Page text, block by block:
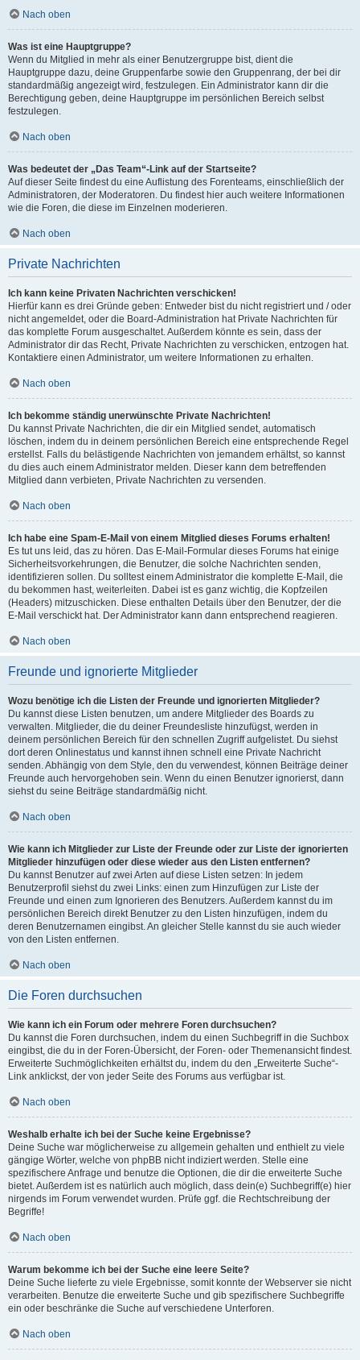
Nach oben
Was ist eine Hauptgruppe?
Wenn du Mitglied in mehr als einer Benutzergruppe bist, dient die
Hauptgruppe dazu, deine Gruppenfarbe sowie den Gruppenrang, der bei dir
standardmäßig angezeigt wird, festzulegen. Ein Administrator kann dir die
Berechtigung geben, deine Hauptgruppe im persönlichen Bereich selbst
festzulegen.
Nach oben
Was bedeutet der „Das Team“-Link auf der Startseite?
Auf dieser Seite findest du eine Auflistung des Forenteams, einschließlich der
Administratoren, der Moderatoren. Du findest hier auch weitere Informationen
wie die Foren, die diese im Einzelnen moderieren.
Nach oben
Private Nachrichten
Ich kann keine Privaten Nachrichten verschicken!
Hierfür kann es drei Gründe geben: Entweder bist du nicht registriert und / oder
nicht angemeldet, oder die Board-Administration hat Private Nachrichten für
das komplette Forum ausgeschaltet. Außerdem könnte es sein, dass der
Administrator dir das Recht, Private Nachrichten zu verschicken, entzogen hat.
Kontaktiere einen Administrator, um weitere Informationen zu erhalten.
Nach oben
Ich bekomme ständig unerwünschte Private Nachrichten!
Du kannst Private Nachrichten, die dir ein Mitglied sendet, automatisch
löschen, indem du in deinem persönlichen Bereich eine entsprechende Regel
erstellst. Falls du belästigende Nachrichten von jemandem erhältst, so kannst
du dies auch einem Administrator melden. Dieser kann dem betreffenden
Mitglied dann verbieten, Private Nachrichten zu versenden.
Nach oben
Ich habe eine Spam-E-Mail von einem Mitglied dieses Forums erhalten!
Es tut uns leid, das zu hören. Das E-Mail-Formular dieses Forums hat einige
Sicherheitsvorkehrungen, die Benutzer, die solche Nachrichten senden,
identifizieren sollen. Du solltest einem Administrator die komplette E-Mail, die
du bekommen hast, weiterleiten. Dabei ist es ganz wichtig, die Kopfzeilen
(Headers) mitzuschicken. Diese enthalten Details über den Benutzer, der die
E-Mail verschickt hat. Der Administrator kann dann entsprechend reagieren.
Nach oben
Freunde und ignorierte Mitglieder
Wozu benötige ich die Listen der Freunde und ignorierten Mitglieder?
Du kannst diese Listen benutzen, um andere Mitglieder des Boards zu
verwalten. Mitglieder, die du deiner Freundesliste hinzufügst, werden in
deinem persönlichen Bereich für den schnellen Zugriff aufgelistet. Du siehst
dort deren Onlinestatus und kannst ihnen schnell eine Private Nachricht
senden. Abhängig von dem Style, den du verwendest, können Beiträge deiner
Freunde auch hervorgehoben sein. Wenn du einen Benutzer ignorierst, dann
siehst du seine Beiträge standardmäßig nicht.
Nach oben
Wie kann ich Mitglieder zur Liste der Freunde oder zur Liste der ignorierten
Mitglieder hinzufügen oder diese wieder aus den Listen entfernen?
Du kannst Benutzer auf zwei Arten auf diese Listen setzen: In jedem
Benutzerprofil siehst du zwei Links: einen zum Hinzufügen zur Liste der
Freunde und einen zum Ignorieren des Benutzers. Außerdem kannst du im
persönlichen Bereich direkt Benutzer zu den Listen hinzufügen, indem du
deren Benutzernamen eingibst. An gleicher Stelle kannst du sie auch wieder
von den Listen entfernen.
Nach oben
Die Foren durchsuchen
Wie kann ich ein Forum oder mehrere Foren durchsuchen?
Du kannst die Foren durchsuchen, indem du einen Suchbegriff in die Suchbox
eingibst, die du in der Foren-Übersicht, der Foren- oder Themenansicht findest.
Erweiterte Suchmöglichkeiten erhältst du, indem du den „Erweiterte Suche“-
Link anklickst, der von jeder Seite des Forums aus verfügbar ist.
Nach oben
Weshalb erhalte ich bei der Suche keine Ergebnisse?
Deine Suche war möglicherweise zu allgemein gehalten und enthielt zu viele
gängige Wörter, welche von phpBB nicht indiziert werden. Stelle eine
spezifischere Anfrage und benutze die Optionen, die dir die erweiterte Suche
bietet. Außerdem ist es natürlich auch möglich, dass dein(e) Suchbegriff(e) hier
nirgends im Forum verwendet wurden. Prüfe ggf. die Rechtschreibung der
Begriffe!
Nach oben
Warum bekomme ich bei der Suche eine leere Seite?
Deine Suche lieferte zu viele Ergebnisse, somit konnte der Webserver sie nicht
verarbeiten. Benutze die erweiterte Suche und gib spezifischere Suchbegriffe
ein oder beschränke die Suche auf verschiedene Unterforen.
Nach oben